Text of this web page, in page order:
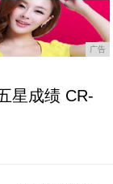
广告
星成绩 CR-